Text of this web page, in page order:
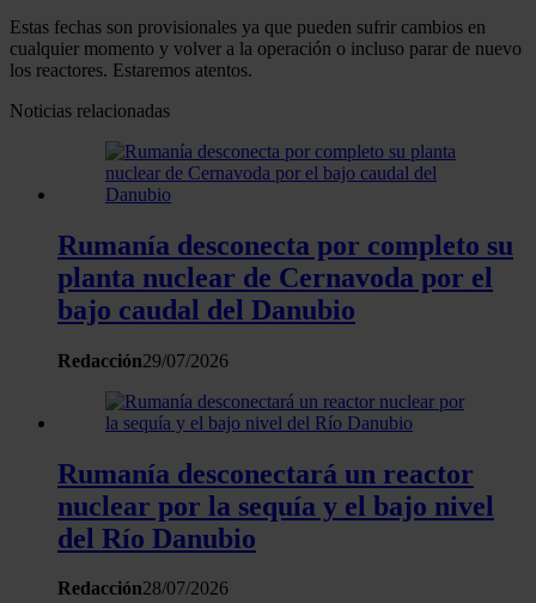
Estas fechas son provisionales ya que pueden sufrir cambios en
cualquier momento y volver a la operación o incluso parar de nuevo
los reactores. Estaremos atentos.
Noticias relacionadas
Rumanía desconecta por completo su
planta nuclear de Cernavoda por el
bajo caudal del Danubio
Redacción29/07/2026
Rumanía desconectará un reactor
nuclear por la sequía y el bajo nivel
del Río Danubio
Redacción28/07/2026